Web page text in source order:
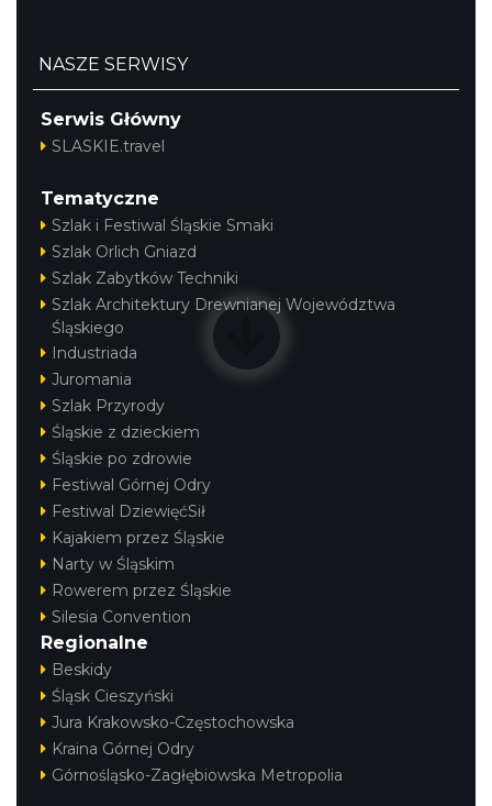
NASZE SERWISY
Serwis Główny
SLASKIE.travel
Tematyczne
Szlak i Festiwal Śląskie Smaki
Szlak Orlich Gniazd
Szlak Zabytków Techniki
Szlak Architektury Drewnianej Województwa
Śląskiego
Industriada
Juromania
Szlak Przyrody
Śląskie z dzieckiem
Śląskie po zdrowie
Festiwal Górnej Odry
Festiwal DziewięćSił
Kajakiem przez Śląskie
Narty w Śląskim
Rowerem przez Śląskie
Silesia Convention
Regionalne
Beskidy
Śląsk Cieszyński
Jura Krakowsko-Częstochowska
Kraina Górnej Odry
Górnośląsko-Zagłębiowska Metropolia